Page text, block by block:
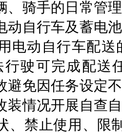
、骑手的日常管
动自行车及蓄电
电动自行车配
行驶可完成配送
避免因任务设定
装情况开展自查
、禁止使用、限